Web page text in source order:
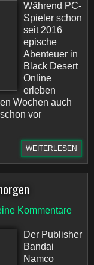
Während PC-
Spieler schon
seit 2016
epische
Abenteuer in
Black Desert
Online
erleben
Wochen auch
vor
WEITERLESEN
Kommentare
Der Publisher
Bandai
Namco